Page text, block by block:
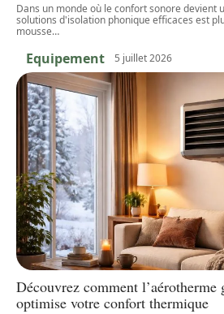
Dans un monde où le confort sonore devient
solutions d'isolation phonique efficaces est
mousse…
Equipement 5 juillet 2026
Découvrez comment l’aérotherme
optimise votre confort thermique